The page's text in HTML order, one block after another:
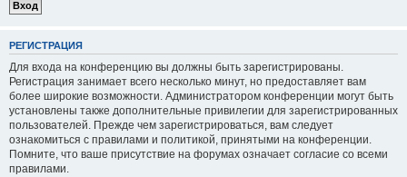
РЕГИСТРАЦИЯ
Для входа на конференцию вы должны быть зарегистрированы.
Регистрация занимает всего несколько минут, но предоставляет вам
более широкие возможности. Администратором конференции могут быть
установлены также дополнительные привилегии для зарегистрированных
пользователей. Прежде чем зарегистрироваться, вам следует
ознакомиться с правилами и политикой, принятыми на конференции.
Помните, что ваше присутствие на форумах означает согласие со всеми
правилами.